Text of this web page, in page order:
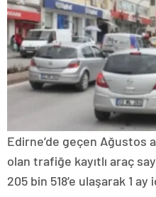
Edirne’de geçen Ağustos
olan trafiğe kayıtlı araç
205 bin 518’e ulaşarak 1 ay